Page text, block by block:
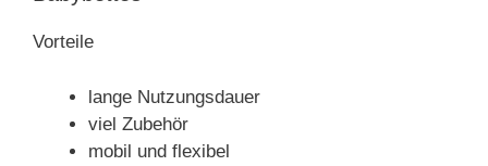
Vorteile
lange Nutzungsdauer
viel Zubehör
mobil und flexibel